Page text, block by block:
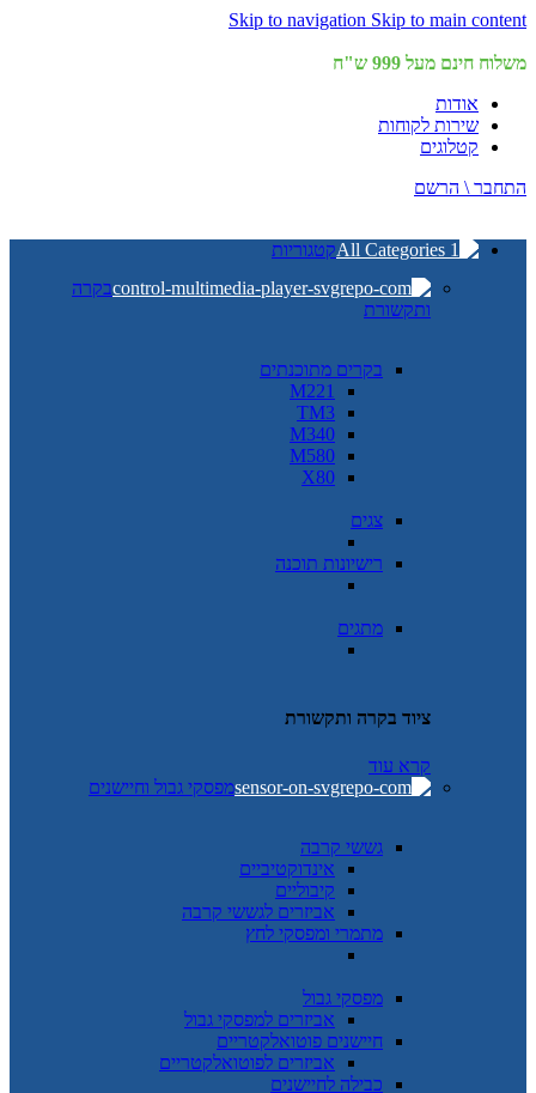
Skip to navigation Skip to main content
משלוח חינם מעל 999 ש"ח
אודות
שירות לקוחות
קטלוגים
התחבר \ הרשם
קטגוריות
בקרה
ותקשורת
בקרים מתוכנתים
M221
TM3
M340
M580
X80
צגים
רישיונות תוכנה
מתגים
ציוד בקרה ותקשורת
קרא עוד
מפסקי גבול וחיישנים
גששי קרבה
אינדוקטיביים
קיבוליים
אביזרים לגששי קרבה
מתמרי ומפסקי לחץ
מפסקי גבול
אביזרים למפסקי גבול
חיישנים פוטואלקטריים
אביזרים לפוטואלקטריים
כבילה לחיישנים